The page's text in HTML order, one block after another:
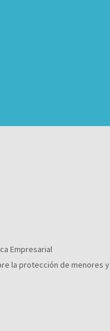
Empresarial
la protección de menores y